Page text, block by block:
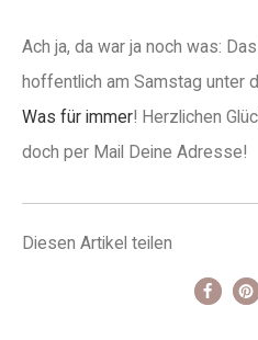
Ach ja, da war ja noch was:
hoffentlich am Samstag unter
Was für immer! Herzlichen
doch per Mail Deine Adresse!
Diesen Artikel teilen